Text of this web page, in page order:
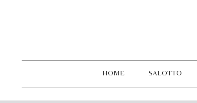
HOME SALOTTO